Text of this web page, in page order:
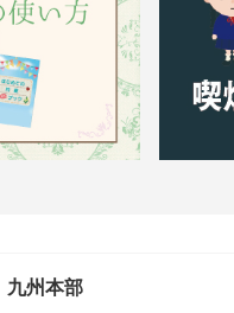
九州本部